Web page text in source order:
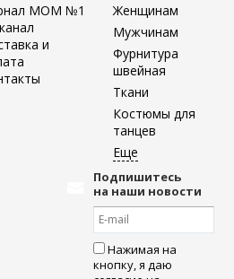
MOM №1
и
Женщинам
Мужчинам
Фурнитура
швейная
Ткани
Костюмы для
танцев
Подпишитесь
на наши новости
Нажимая на
кнопку, я даю